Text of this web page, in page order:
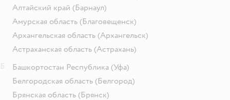
Алтайский край (Барнаул)
Амурская область (Благовещенск)
Архангельская область (Архангельск)
Астраханская область (Астрахань)
Башкортостан Республика (Уфа)
Белгородская область (Белгород)
Брянская область (Брянск)